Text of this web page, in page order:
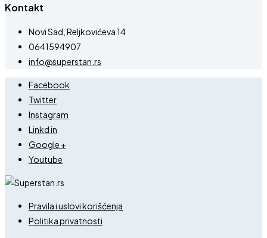
Kontakt
Novi Sad, Reljkovićeva 14
0641594907
info@superstan.rs
Facebook
Twitter
Instagram
Linkd in
Google +
Youtube
Pravila i uslovi korišćenja
Politika privatnosti